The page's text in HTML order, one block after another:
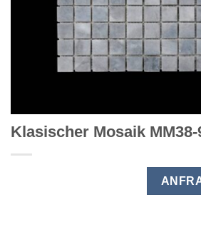
Klasischer Mosaik MM38-